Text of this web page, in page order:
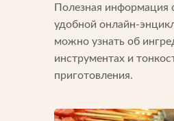
Полезная информация
удобной онлайн-
можно узнать об
инструментах и
приготовления.